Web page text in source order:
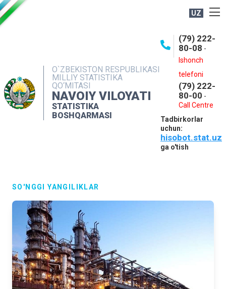
UZ
O`ZBEKISTON RESPUBLIKASI
MILLIY STATISTIKA
QO‘MITASI
NAVOIY VILOYATI
STATISTIKA
BOSHQARMASI
(79) 222-
80-08 -
Ishonch
telefoni
(79) 222-
80-00 -
Call Centre
Tadbirkorlar
uchun:
hisobot.stat.uz
ga o'tish
OCHIQ MA'LUMOTLAR
INTERAKTIV XIZMATLAR
MUROJAATLAR
SO'NGGI YANGILIKLAR